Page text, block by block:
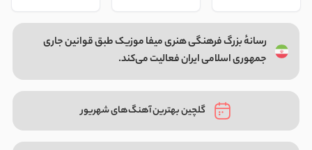
رسانهٔ بزرگ فرهنگی هنری میفا موزیک طبق قوانین جاری
جمهوری اسلامی ایران فعالیت می‌کند.
گلچین بهترین آهنگ‌های شهریور